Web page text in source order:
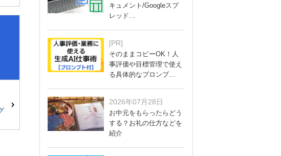
キュメント/Googleスプ
レッド…
[PR]
そのままコピーOK！人
事評価や目標管理で使え
る具体的なプロンプ…
2026年07月28日
お中元をもらったらどう
する？お礼の仕方などを
紹介